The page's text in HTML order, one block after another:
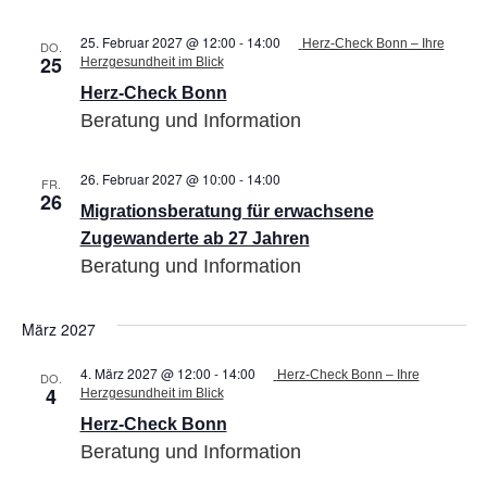
DO.
25
Herz-Check Bonn
25. Februar 2027 @ 12:00 - 14:00
Herz-Check Bonn – Ihre
Herzgesundheit im Blick
Beratung und Information
FR.
26
Migrationsberatung für erwachsene
Zugewanderte ab 27 Jahren
26. Februar 2027 @ 10:00 - 14:00
erwachsene
ab
27
Beratung und Information
März 2027
DO.
4
Herz-Check Bonn
4. März 2027 @ 12:00 - 14:00
Herz-Check Bonn – Ihre
Herzgesundheit im Blick
Beratung und Information